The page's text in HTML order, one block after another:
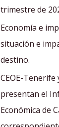
r
:
trimestre de
Economía e
situación e
destino.
CEOE-
presentan el
Económica de